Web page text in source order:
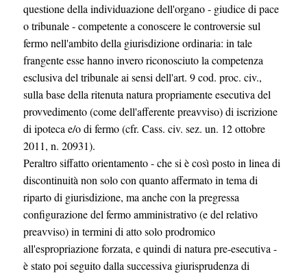
questione della individuazione dell'organo - giudice di pace
o tribunale - competente a conoscere le controversie sul
fermo nell'ambito della giurisdizione ordinaria: in tale
frangente esse hanno invero riconosciuto la competenza
esclusiva del tribunale ai sensi dell'art. 9 cod. proc. civ.,
sulla base della ritenuta natura propriamente esecutiva del
provvedimento (come dell'afferente preavviso) di iscrizione
di ipoteca e/o di fermo (cfr. Cass. civ. sez. un. 12 ottobre
2011, n. 20931).
Peraltro siffatto orientamento - che si è così posto in linea di
discontinuità non solo con quanto affermato in tema di
riparto di giurisdizione, ma anche con la pregressa
configurazione del fermo amministrativo (e del relativo
preavviso) in termini di atto solo prodromico
all'espropriazione forzata, e quindi di natura pre-esecutiva -
è stato poi seguito dalla successiva giurisprudenza di